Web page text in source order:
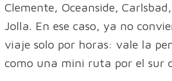
Clemente, Oceanside,
Jolla. En ese caso, ya no
viaje solo por horas: vale la
como una mini ruta por el sur